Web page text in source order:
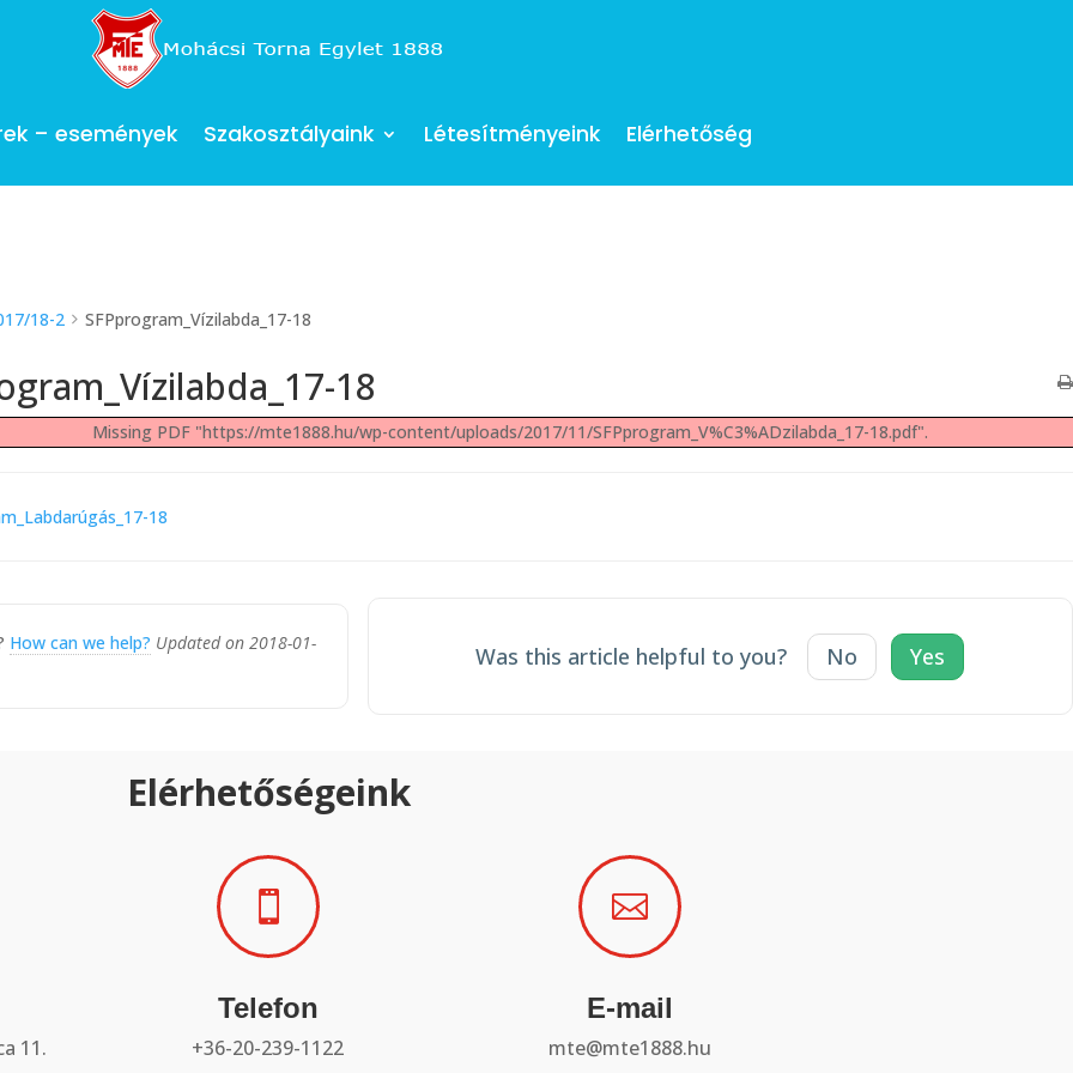
– események Szakosztályaink Létesítményeink Elérhetőség
18-2 SFPprogram_Vízilabda_17-18
18
Missing PDF "https://mte1888.hu/wp-content/uploads/2017/11/SFPprogram_V%C3%ADzilabda_17-18.pdf".
18
How can we help? Updated on 2018-01-
Was this article helpful to you? No Yes
Elérhetőségeink
11.

Telefon
+36-20-239-1122

E-mail
mte@mte1888.hu